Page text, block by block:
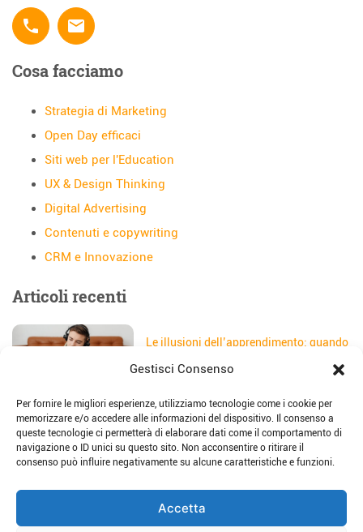
Gestisci Consenso
Per fornire le migliori esperienze, utilizziamo tecnologie come i cookie per
memorizzare e/o accedere alle informazioni del dispositivo. Il consenso a
queste tecnologie ci permetterà di elaborare dati come il comportamento di
navigazione o ID unici su questo sito. Non acconsentire o ritirare il
consenso può influire negativamente su alcune caratteristiche e funzioni.
Accetta
phone email
Cosa facciamo
Strategia di Marketing
Open Day efficaci
Siti web per l'Education
UX & Design Thinking
Digital Advertising
Contenuti e copywriting
CRM e Innovazione
Articoli recenti
Le illusioni dell’apprendimento: quando
Data:5 Agosto 2026
Il sito web della scuola: come
trasformarlo in uno strumento di
storytelling e comunicazione
Data:28 Luglio 2026
Place-based education: dalla teoria alla
pratica per imparare sul territorio
Data:23 Luglio 2026